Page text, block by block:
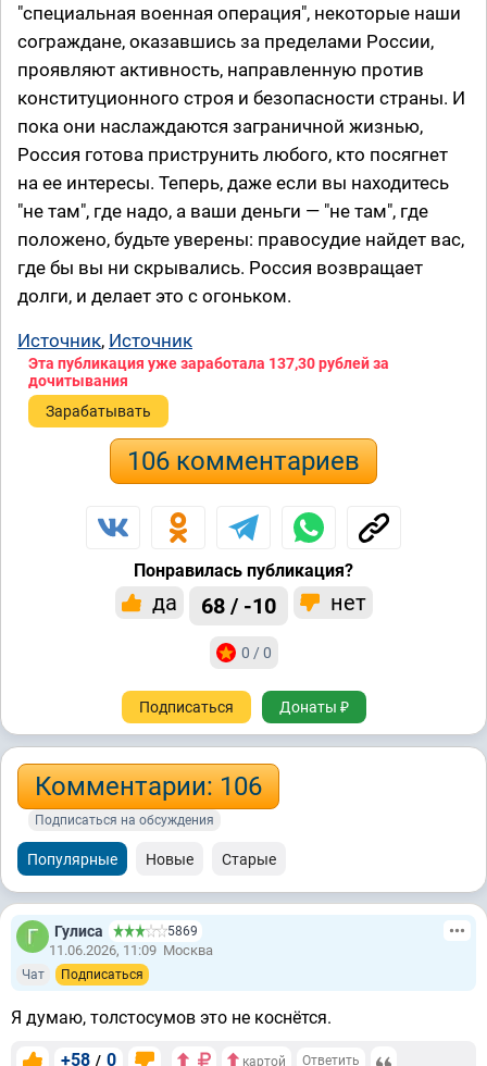
"специальная военная операция", некоторые наши
сограждане, оказавшись за пределами России,
проявляют активность, направленную против
конституционного строя и безопасности страны. И
пока они наслаждаются заграничной жизнью,
Россия готова приструнить любого, кто посягнет
на ее интересы. Теперь, даже если вы находитесь
"не там", где надо, а ваши деньги — "не там", где
положено, будьте уверены: правосудие найдет вас,
где бы вы ни скрывались. Россия возвращает
долги, и делает это с огоньком.
Источник, Источник
Эта публикация уже заработала 137,30 рублейза
дочитывания
Зарабатывать
106 комментариев
Понравилась публикация?
да 68 / -10 нет
0 / 0
Подписаться Донаты ₽
Комментарии: 106
Подписаться на обсуждения
Популярные Новые Старые
Гулиса 5869
11.06.2026, 11:09 Москва
Чат Подписаться
Я думаю, толстосумов это не коснётся.
+58 / 0 картой Ответить